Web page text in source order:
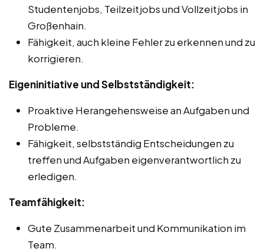
Studentenjobs, Teilzeitjobs und Vollzeitjobs in
Großenhain.
Fähigkeit, auch kleine Fehler zu erkennen und zu
korrigieren.
Eigeninitiative und Selbstständigkeit:
Proaktive Herangehensweise an Aufgaben und
Probleme.
Fähigkeit, selbstständig Entscheidungen zu
treffen und Aufgaben eigenverantwortlich zu
erledigen.
Teamfähigkeit:
Gute Zusammenarbeit und Kommunikation im
Team.